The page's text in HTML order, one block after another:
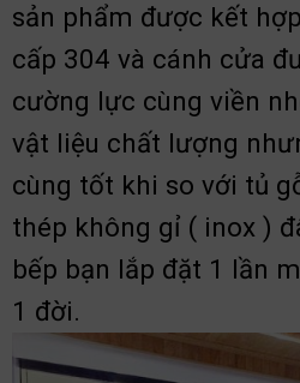
sản phẩm được kết
cấp 304 và cánh cửa
cường lực cùng viền
vật liệu chất lượng
cùng tốt khi so với tủ
thép không gỉ ( inox )
bếp bạn lắp đặt 1 lần
1 đời.